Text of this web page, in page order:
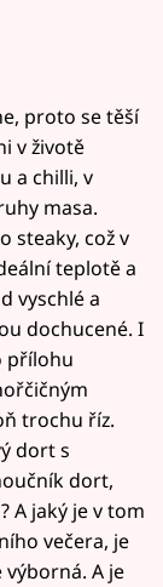
proto se těší
v životě
a chilli, v
masa.
steaky, což v
teplotě a
vyschlé a
dochucené. I
přílohu
trochu říz.
dort s
dort,
A jaký je v tom
večera, je
A je